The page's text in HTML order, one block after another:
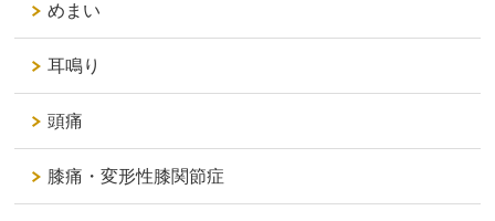
めまい
耳鳴り
頭痛
膝痛・変形性膝関節症